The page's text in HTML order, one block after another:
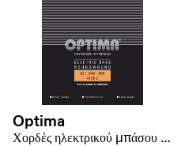
Optima
Χορδές ηλεκτρικού μπάσου Chrome Strings. Round Wound Short Scale